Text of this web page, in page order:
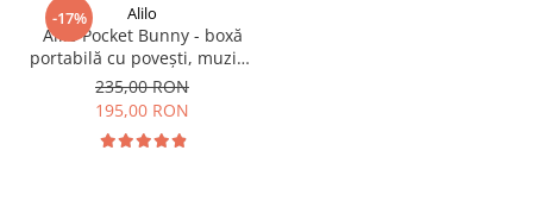
-17% Alilo
Alilo Pocket Bunny - boxă
portabilă cu povești, muzică
și sunete pentru copii
235,00 RON
195,00 RON